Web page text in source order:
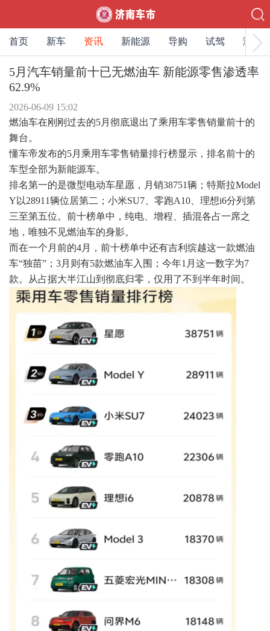
首页 新车 资讯 新能源 导购 试驾 测评
5月汽车销量前十已无燃油车 新能源零售渗透率
62.9%
2026-06-09 15:02
燃油车在刚刚过去的5月彻底退出了乘用车零售销量前十的
舞台。
懂车帝发布的5月乘用车零售销量排行榜显示，排名前十的
车型全部为新能源车。
排名第一的是微型电动车星愿，月销38751辆；特斯拉Model
Y以28911辆位居第二；小米SU7、零跑A10、理想i6分列第
三至第五位。前十榜单中，纯电、增程、插混各占一席之
地，唯独不见燃油车的身影。
而在一个月前的4月，前十榜单中还有吉利缤越这一款燃油
车“独苗”；3月则有5款燃油车入围；今年1月这一数字为7
款。从占据大半江山到彻底归零，仅用了不到半年时间。